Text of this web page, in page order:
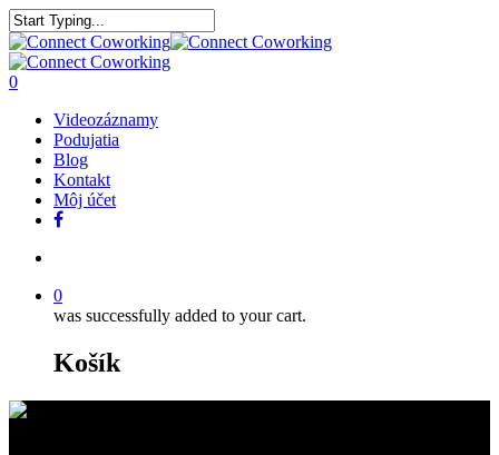
0
Videozáznamy
Podujatia
Blog
Kontakt
Môj účet
0
was successfully added to your cart.
Košík